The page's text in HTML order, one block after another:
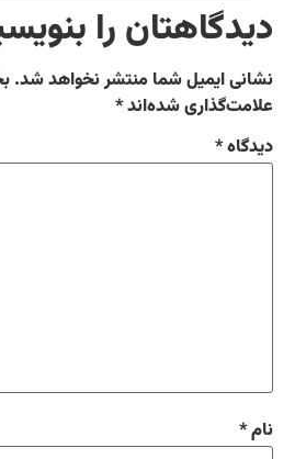
دیدگاهتان را
نشانی ایمیل شما منتشر نخواهد شد.
علامت‌گذاری شده‌اند*
دیدگاه*
نام*